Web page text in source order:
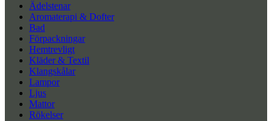
Ädelstenar
Aromaterapi & Dofter
Bad
Förpackningar
Hemtrevligt
Kläder & Textil
Klangskålar
Lampor
Ljus
Mattor
Rökelser